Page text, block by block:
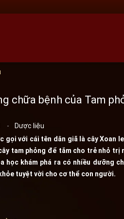
chữa bệnh của Tam
-
Dược liệu
gọi với cái tên dân giã là cây Xoan
tam phỏng để tắm cho trẻ nhỏ trị
học khám phá ra có nhiều dưỡng
tuyệt vời cho cơ thể con người.